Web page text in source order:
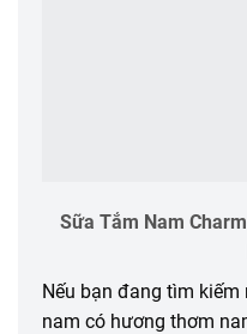
Sữa Tắm Nam
Nếu bạn đang tìm
nam có hương thơm